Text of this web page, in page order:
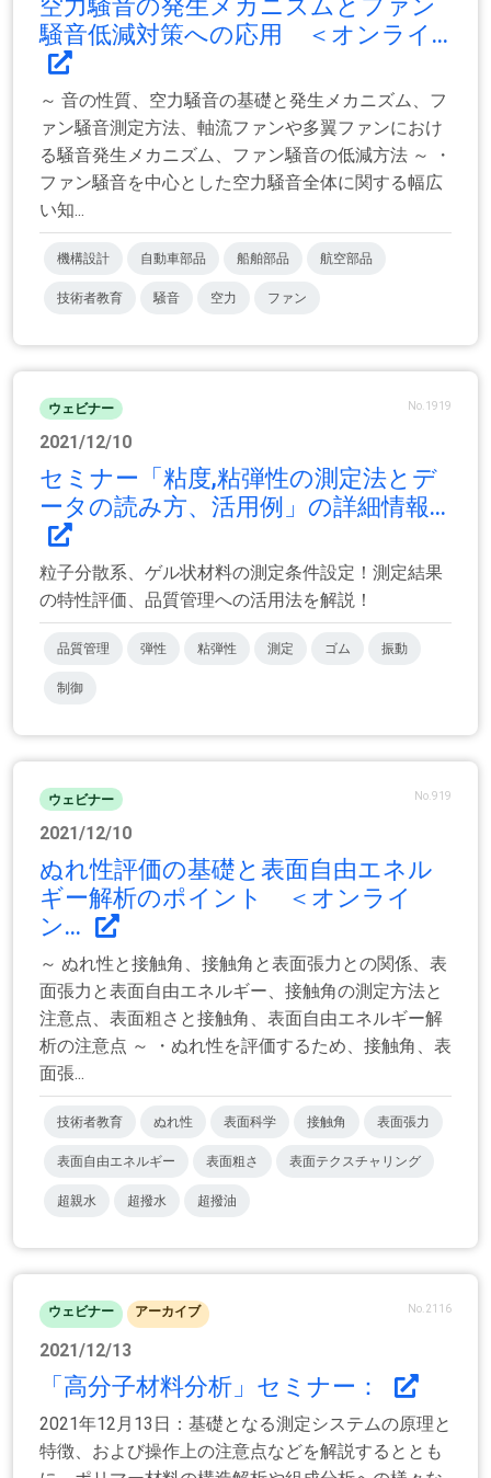
空力騒音の発生メカニズムとファン
騒音低減対策への応用 ＜オンライ...
～ 音の性質、空力騒音の基礎と発生メカニズム、フ
ァン騒音測定方法、軸流ファンや多翼ファンにおけ
る騒音発生メカニズム、ファン騒音の低減方法 ～ ・
ファン騒音を中心とした空力騒音全体に関する幅広
い知...
機構設計 自動車部品 船舶部品 航空部品
技術者教育 騒音 空力 ファン
ウェビナー No.1919
2021/12/10
セミナー「粘度,粘弾性の測定法とデ
ータの読み方、活用例」の詳細情報...
粒子分散系、ゲル状材料の測定条件設定！測定結果
の特性評価、品質管理への活用法を解説！
品質管理 弾性 粘弾性 測定 ゴム 振動
制御
ウェビナー No.919
2021/12/10
ぬれ性評価の基礎と表面自由エネル
ギー解析のポイント ＜オンライ
ン...
～ ぬれ性と接触角、接触角と表面張力との関係、表
面張力と表面自由エネルギー、接触角の測定方法と
注意点、表面粗さと接触角、表面自由エネルギー解
析の注意点 ～ ・ぬれ性を評価するため、接触角、表
面張...
技術者教育 ぬれ性 表面科学 接触角 表面張力
表面自由エネルギー 表面粗さ 表面テクスチャリング
超親水 超撥水 超撥油
ウェビナー アーカイブ No.2116
2021/12/13
「高分子材料分析」セミナー：
2021年12月13日：基礎となる測定システムの原理と
特徴、および操作上の注意点などを解説するととも